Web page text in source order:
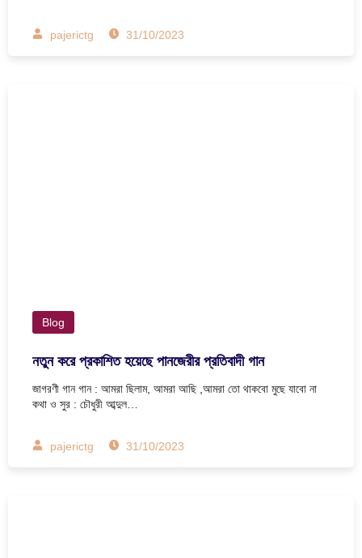
pajerictg 31/10/2023
Blog
নতুন করে প্রকাশিত হয়েছে পানজেরীর প্রতিবাদী গান
জাগরণী গান গান : আমরা ছিলাম, আমরা আছি ,আমরা তো থাকবো মুছে যাবো না
কথা ও সুর : চৌধুরী আব্দুল…
pajerictg 31/10/2023